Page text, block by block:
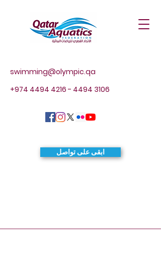
swimming@olympic.qa
+974 4494 4216 - 4494 3106
ابقى على تواصل